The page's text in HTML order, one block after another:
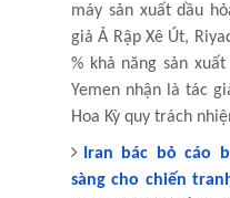
máy sản xuất dầu
giả Ả Rập Xê Út,
% khả năng sản
Yemen nhận là tác
Hoa Kỳ quy trách
Iran bác bỏ cáo
sàng cho chiến